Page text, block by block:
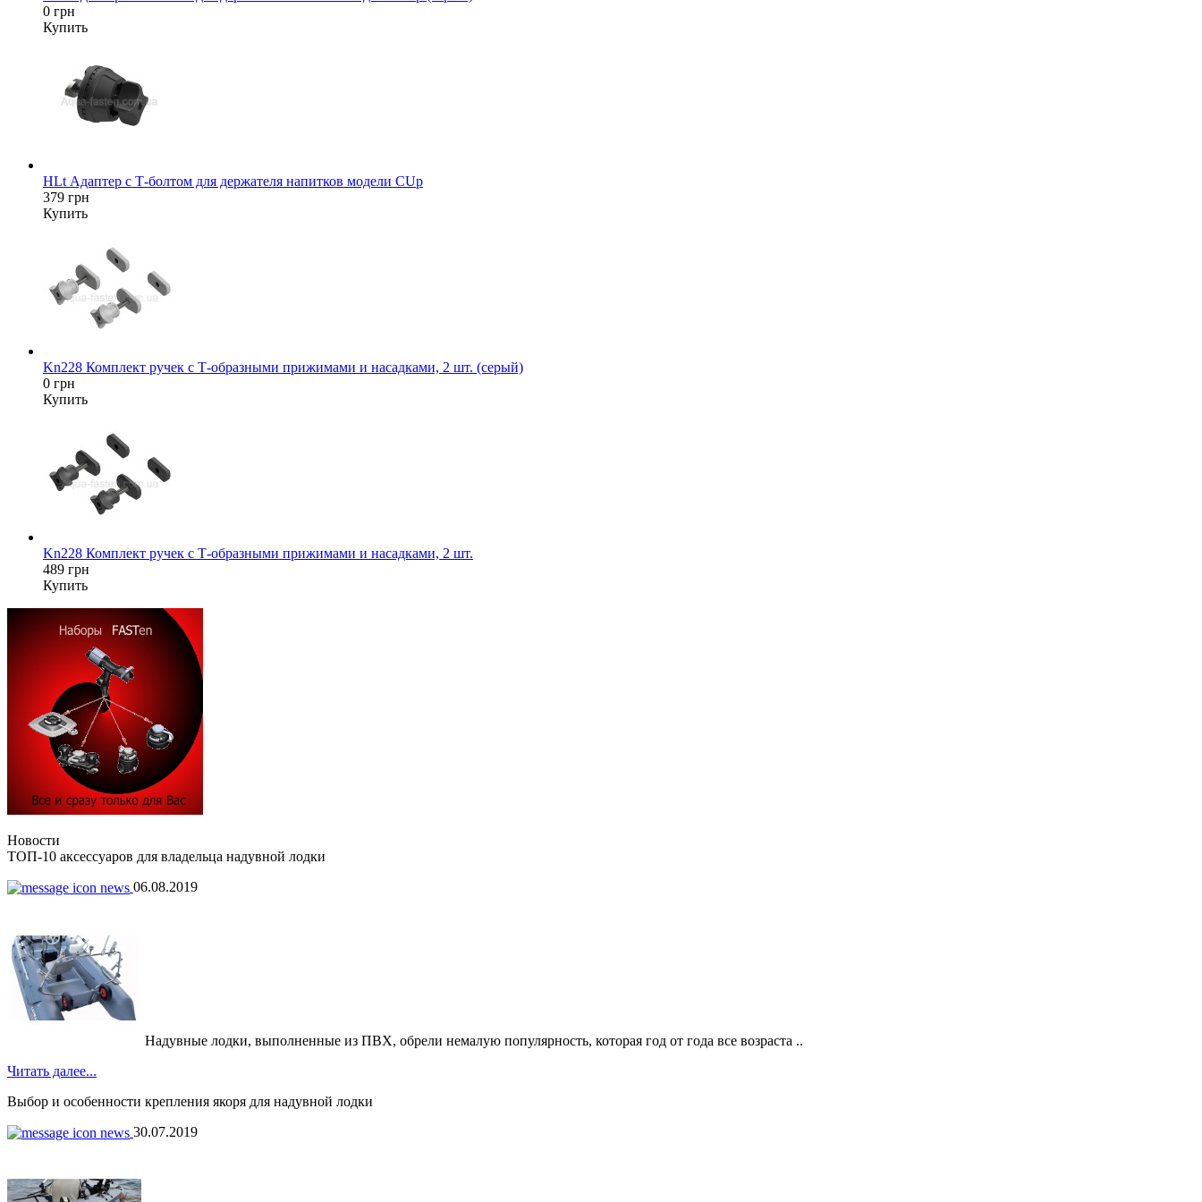
0 грн
Купить
HLt Адаптер c Т-болтом для держателя напитков модели CUp
379 грн
Купить
Kn228 Комплект ручек с Т-образными прижимами и насадками, 2 шт. (серый)
0 грн
Купить
Kn228 Комплект ручек с Т-образными прижимами и насадками, 2 шт.
489 грн
Купить
Новости
ТОП-10 аксессуаров для владельца надувной лодки
06.08.2019
Надувные лодки, выполненные из ПВХ, обрели немалую популярность, которая год от года все возраста ..
Читать далее...
Выбор и особенности крепления якоря для надувной лодки
30.07.2019